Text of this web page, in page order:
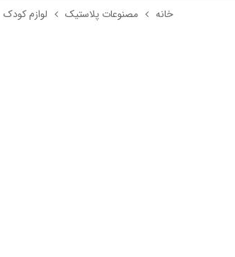
خانه مصنوعات پلاستیک لوازم کودک